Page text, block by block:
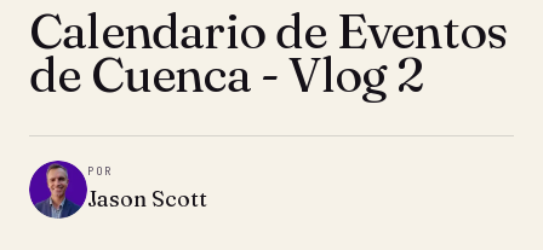
Calendario de Eventos
de Cuenca - Vlog 2
POR
Jason Scott